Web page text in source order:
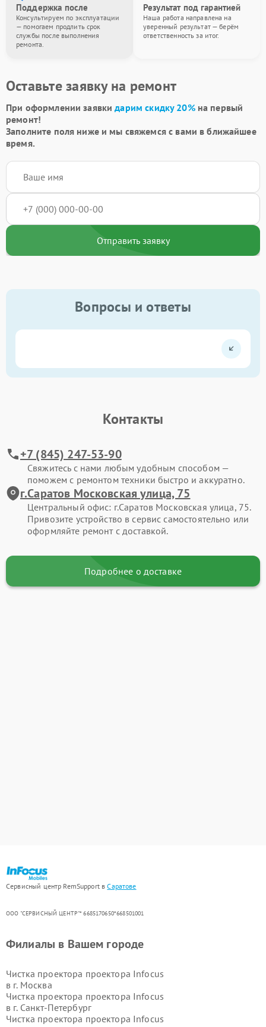
Поддержка после
Консультируем по эксплуатации
— помогаем продлить срок
службы после выполнения
ремонта.
Результат под гарантией
Наша работа направлена на
уверенный результат — берём
ответственность за итог.
Оставьте заявку на ремонт
При оформлении заявкидарим скидку 20%на первый
ремонт!
Заполните поля ниже и мы свяжемся с вами в ближайшее
время.
Отправить заявку
Вопросы и ответы
Контакты
+7 (845) 247-53-90
Свяжитесь с нами любым удобным способом —
поможем с ремонтом техники быстро и аккуратно.
г.Саратов Московская улица, 75
Центральный офис: г.Саратов Московская улица, 75.
Привозите устройство в сервис самостоятельно или
оформляйте ремонт с доставкой.
Подробнее о доставке
Сервисный центр RemSupport вСаратове
ООО "СЕРВИСНЫЙ ЦЕНТР"* 6685170650*668501001
Филиалы в Вашем городе
Чистка проектора проектора Infocus
в г. Москва
Чистка проектора проектора Infocus
в г. Санкт-Петербург
Чистка проектора проектора Infocus